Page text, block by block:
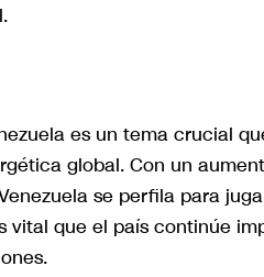
es un tema crucial
global. Con un
se perfila para
que el país continúe